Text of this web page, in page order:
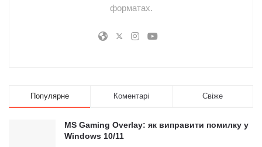
форматах.
Популярне Коментарі Свіже
MS Gaming Overlay: як виправити помилку у
Windows 10/11